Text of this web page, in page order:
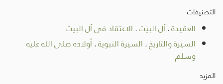
التصنيفات
العقيدة.آل البيت. الاعتقاد في آل البيت
السيرة والتاريخ. السيرة النبوية. أولاده صلى الله عليه
وسلم
المزيد